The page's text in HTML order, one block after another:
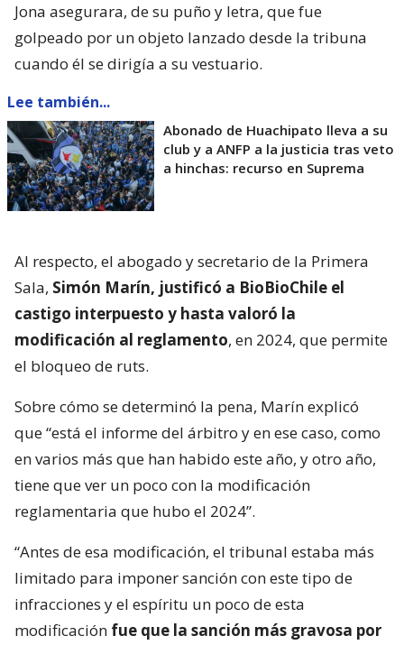
Jona asegurara, de su puño y letra, que fue
golpeado por un objeto lanzado desde la tribuna
cuando él se dirigía a su vestuario.
Lee también...
Abonado de Huachipato lleva a su
club y a ANFP a la justicia tras veto
a hinchas: recurso en Suprema
Al respecto, el abogado y secretario de la Primera
Sala, Simón Marín, justificó a BioBioChile el
castigo interpuesto y hasta valoró la
modificación al reglamento, en 2024, que permite
el bloqueo de ruts.
Sobre cómo se determinó la pena, Marín explicó
que “está el informe del árbitro y en ese caso, como
en varios más que han habido este año, y otro año,
tiene que ver un poco con la modificación
reglamentaria que hubo el 2024”.
“Antes de esa modificación, el tribunal estaba más
limitado para imponer sanción con este tipo de
infracciones y el espíritu un poco de esta
modificación fue que la sanción más gravosa por